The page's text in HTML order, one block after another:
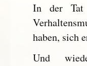
In der Tat
haben, sich
Und